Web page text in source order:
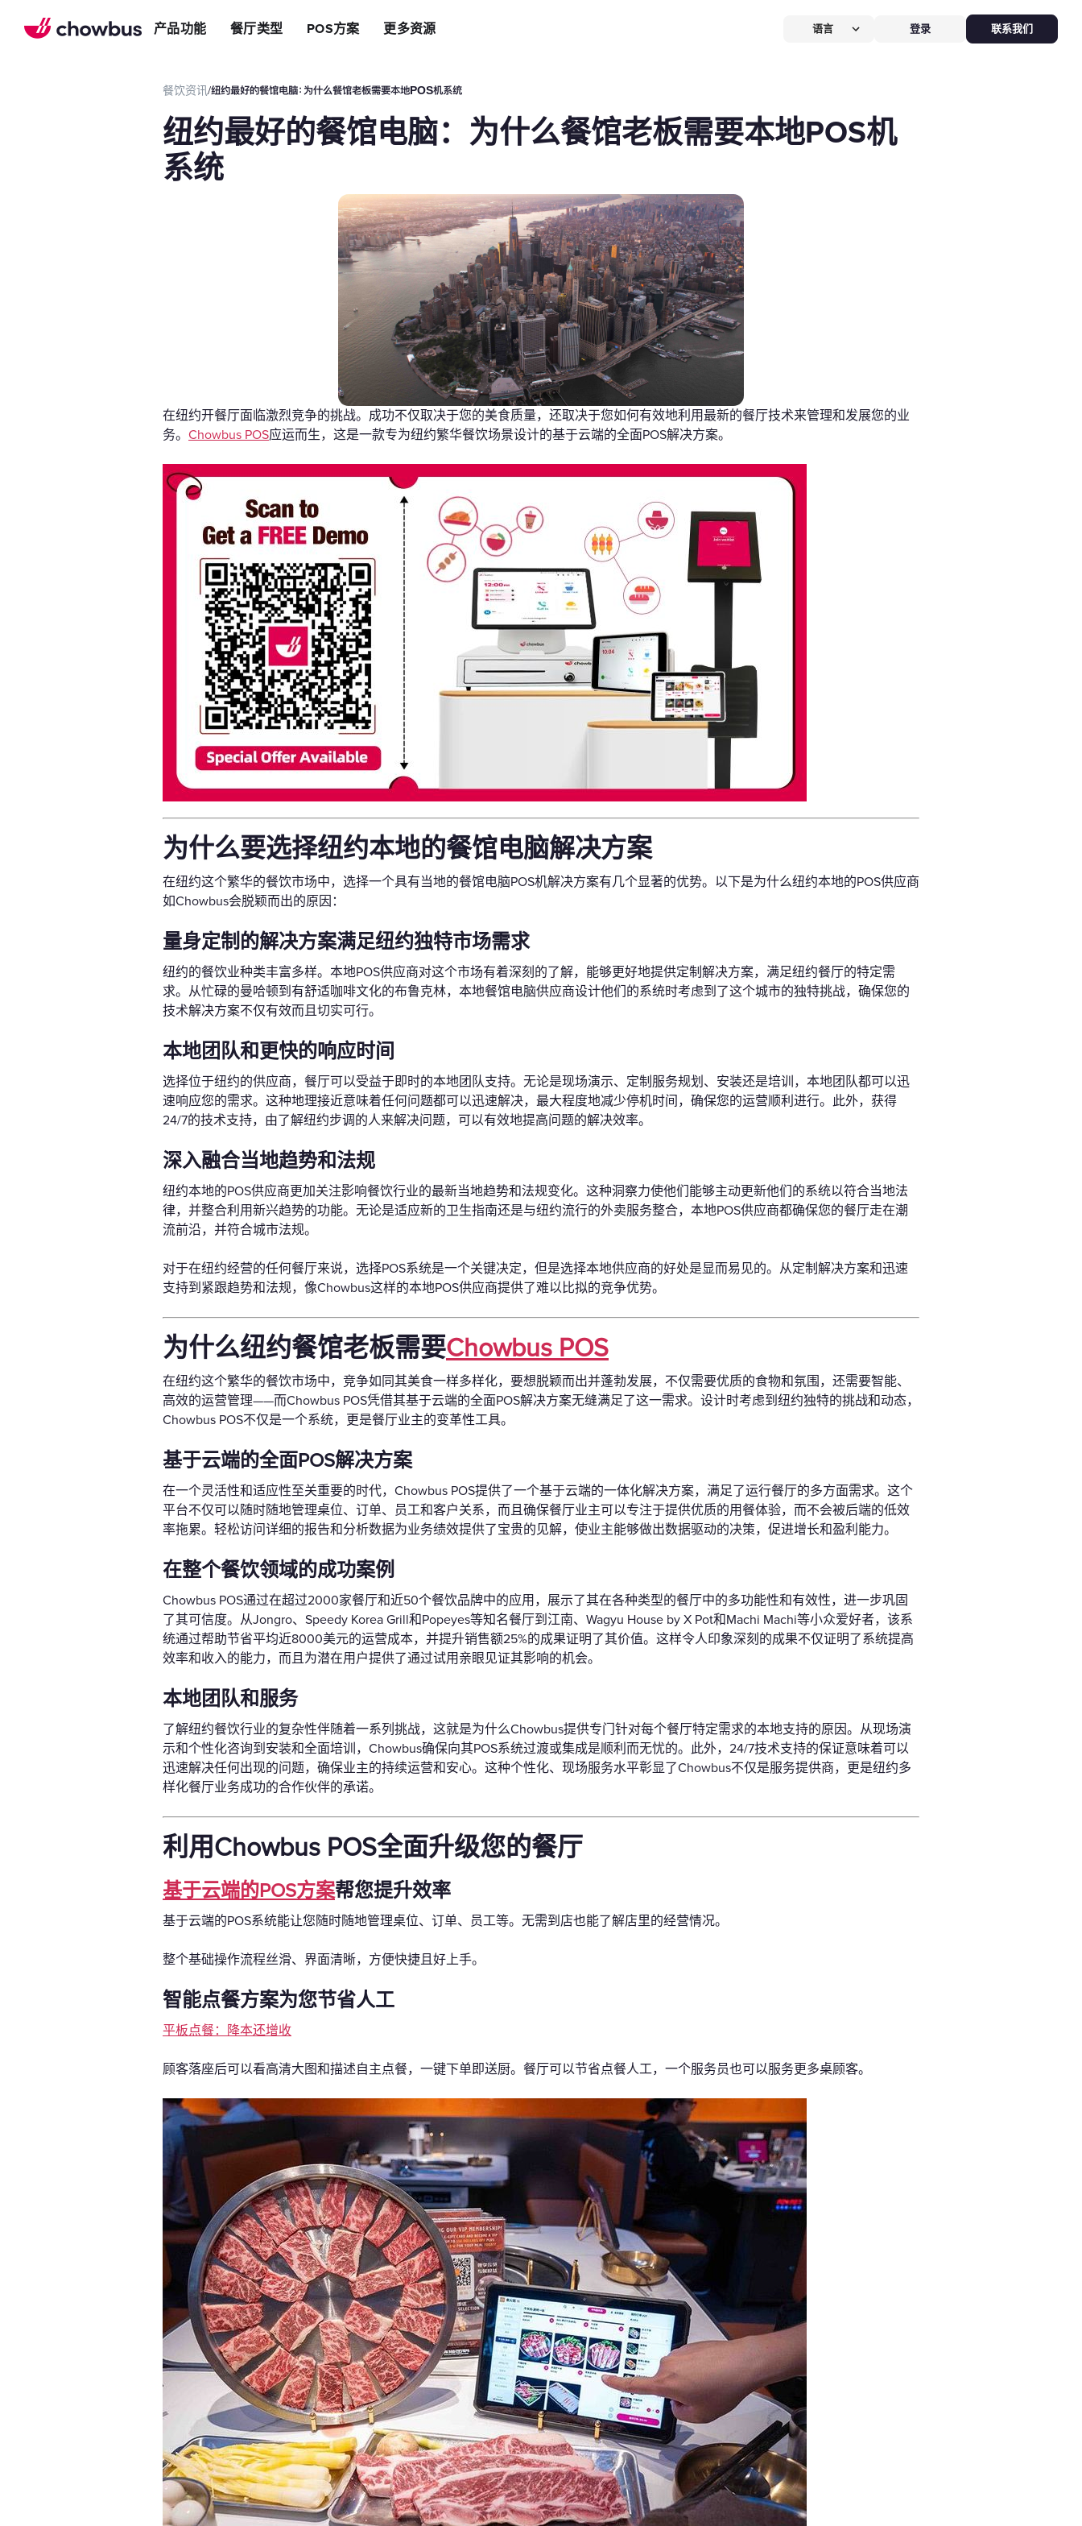
产品功能
POS系统
等位系统
自助点餐机
手持POS
取餐叫号屏
厨房显示系统
增加客流方案
会员系统
短信营销
促销引擎
礼品卡
AI 社媒营销
三方整合方案
外卖平台整合
解锁更多资金
资金周转
AI POS硬件全免，价值$826
新客换机零成本，AI POS+接单设备
智能硬件方案
自助点餐机
自助点餐Kiosk，
顾客自助下单支付，人工最高省
30%，新客立享5折。
餐厅类型
面包店增加收入
切换到Chowbus
POS方案 更多资源
长期推荐，轻松赚钱
语言 登录 联系我们
餐饮资讯/纽约最好的餐馆电脑：为什么餐馆老板需要本地POS机系统
纽约最好的餐馆电脑：为什么餐馆老板需要本地POS机
系统
在纽约开餐厅面临激烈竞争的挑战。成功不仅取决于您的美食质量，还取决于您如何有效地利用最新的餐厅技术来管理和发展您的业
务。 Chowbus POS应运而生，这是一款专为纽约繁华餐饮场景设计的基于云端的全面POS解决方案。
为什么要选择纽约本地的餐馆电脑解决方案
在纽约这个繁华的餐饮市场中，选择一个具有当地的餐馆电脑POS机解决方案有几个显著的优势。以下是为什么纽约本地的POS供应商
如Chowbus会脱颖而出的原因：
量身定制的解决方案满足纽约独特市场需求
纽约的餐饮业种类丰富多样。本地POS供应商对这个市场有着深刻的了解，能够更好地提供定制解决方案，满足纽约餐厅的特定需
求。从忙碌的曼哈顿到有舒适咖啡文化的布鲁克林，本地餐馆电脑供应商设计他们的系统时考虑到了这个城市的独特挑战，确保您的
技术解决方案不仅有效而且切实可行。
本地团队和更快的响应时间
选择位于纽约的供应商，餐厅可以受益于即时的本地团队支持。无论是现场演示、定制服务规划、安装还是培训，本地团队都可以迅
速响应您的需求。这种地理接近意味着任何问题都可以迅速解决，最大程度地减少停机时间，确保您的运营顺利进行。此外，获得
24/7的技术支持，由了解纽约步调的人来解决问题，可以有效地提高问题的解决效率。
深入融合当地趋势和法规
纽约本地的POS供应商更加关注影响餐饮行业的最新当地趋势和法规变化。这种洞察力使他们能够主动更新他们的系统以符合当地法
律，并整合利用新兴趋势的功能。无论是适应新的卫生指南还是与纽约流行的外卖服务整合，本地POS供应商都确保您的餐厅走在潮
流前沿，并符合城市法规。
对于在纽约经营的任何餐厅来说，选择POS系统是一个关键决定，但是选择本地供应商的好处是显而易见的。从定制解决方案和迅速
支持到紧跟趋势和法规，像Chowbus这样的本地POS供应商提供了难以比拟的竞争优势。
为什么纽约餐馆老板需要Chowbus POS
在纽约这个繁华的餐饮市场中，竞争如同其美食一样多样化，要想脱颖而出并蓬勃发展，不仅需要优质的食物和氛围，还需要智能、
高效的运营管理——而Chowbus POS凭借其基于云端的全面POS解决方案无缝满足了这一需求。设计时考虑到纽约独特的挑战和动态，
Chowbus POS不仅是一个系统，更是餐厅业主的变革性工具。
基于云端的全面POS解决方案
在一个灵活性和适应性至关重要的时代，Chowbus POS提供了一个基于云端的一体化解决方案，满足了运行餐厅的多方面需求。这个
平台不仅可以随时随地管理桌位、订单、员工和客户关系，而且确保餐厅业主可以专注于提供优质的用餐体验，而不会被后端的低效
率拖累。轻松访问详细的报告和分析数据为业务绩效提供了宝贵的见解，使业主能够做出数据驱动的决策，促进增长和盈利能力。
在整个餐饮领域的成功案例
Chowbus POS通过在超过2000家餐厅和近50个餐饮品牌中的应用，展示了其在各种类型的餐厅中的多功能性和有效性，进一步巩固
了其可信度。从Jongro、Speedy Korea Grill和Popeyes等知名餐厅到江南、Wagyu House by X Pot和Machi Machi等小众爱好者，该系
统通过帮助节省平均近8000美元的运营成本，并提升销售额25%的成果证明了其价值。这样令人印象深刻的成果不仅证明了系统提高
效率和收入的能力，而且为潜在用户提供了通过试用亲眼见证其影响的机会。
本地团队和服务
了解纽约餐饮行业的复杂性伴随着一系列挑战，这就是为什么Chowbus提供专门针对每个餐厅特定需求的本地支持的原因。从现场演
示和个性化咨询到安装和全面培训，Chowbus确保向其POS系统过渡或集成是顺利而无忧的。此外，24/7技术支持的保证意味着可以
迅速解决任何出现的问题，确保业主的持续运营和安心。这种个性化、现场服务水平彰显了Chowbus不仅是服务提供商，更是纽约多
样化餐厅业务成功的合作伙伴的承诺。
利用Chowbus POS全面升级您的餐厅
基于云端的POS方案帮您提升效率
基于云端的POS系统能让您随时随地管理桌位、订单、员工等。无需到店也能了解店里的经营情况。
整个基础操作流程丝滑、界面清晰，方便快捷且好上手。
智能点餐方案为您节省人工
平板点餐：降本还增收
顾客落座后可以看高清大图和描述自主点餐，一键下单即送厨。餐厅可以节省点餐人工，一个服务员也可以服务更多桌顾客。